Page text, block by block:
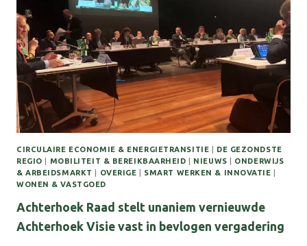
PRIJSVRAAG
CIRCULAIRE ECONOMIE & ENERGIETRANSITIE
DE GEZONDSTE
REGIO
MOBILITEIT & BEREIKBAARHEID NIEUWS
ONDERWIJS
& ARBEIDSMARKT
OVERIGE SMART WERKEN & INNOVATIE
WONEN & VASTGOED
Achterhoek Raad stelt unaniem vernieuwde
Achterhoek Visie vast in bevlogen vergadering